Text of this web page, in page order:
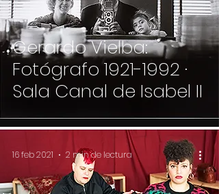
Gerardo Vielba:
Fotógrafo 1921-1992 ·
Sala Canal de Isabel II
16 feb 2021 2 min de lectura